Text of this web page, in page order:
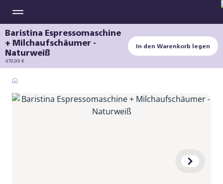
Baristina Espressomaschine
+ Milchaufschäumer -
Naturweiß
479,99 €
In den Warenkorb legen